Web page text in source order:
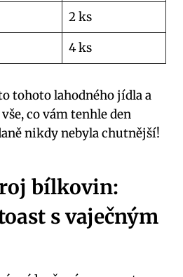
2 ks
4 ks
tohoto lahodného jídla a
co vám tenhle den
nikdy nebyla chutnější!
bílkovin:
s vaječným